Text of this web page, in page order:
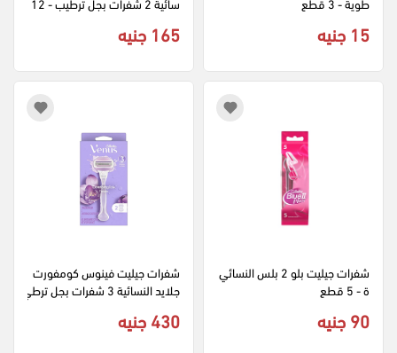
15 جنيه 165 جنيه
شفرات جيليت بلو 2 بلس النسائي
ة - 5 قطع
90 جنيه
جلايد النسائية 3 شفرات بجل ترطي
430 جنيه